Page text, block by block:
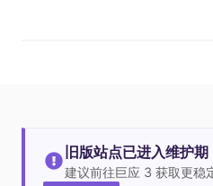
旧版站点已进入维护期
建议前往巨应 3 获取更稳